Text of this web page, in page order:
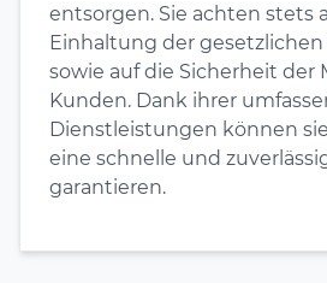
entsorgen. Sie achten stets
Einhaltung der gesetzlichen
sowie auf die Sicherheit der
Kunden. Dank ihrer
Dienstleistungen können
eine schnelle und
garantieren.